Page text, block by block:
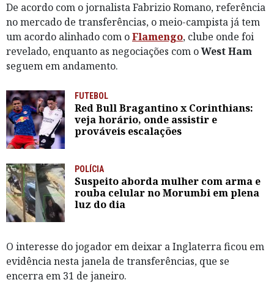
De acordo com o jornalista Fabrizio Romano, referência
no mercado de transferências, o meio-campista já tem
um acordo alinhado com oFlamengo, clube onde foi
revelado, enquanto as negociações com oWest Ham
seguem em andamento.
FUTEBOL
Red Bull Bragantino x Corinthians:
veja horário, onde assistir e
prováveis escalações
POLÍCIA
Suspeito aborda mulher com arma e
rouba celular no Morumbi em plena
luz do dia
O interesse do jogador em deixar a Inglaterra ficou em
evidência nesta janela de transferências, que se
encerra em 31 de janeiro.